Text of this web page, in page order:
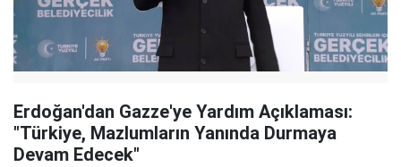
Erdoğan'dan Gazze'ye Yardım Açıklaması:
"Türkiye, Mazlumların Yanında Durmaya
Devam Edecek"